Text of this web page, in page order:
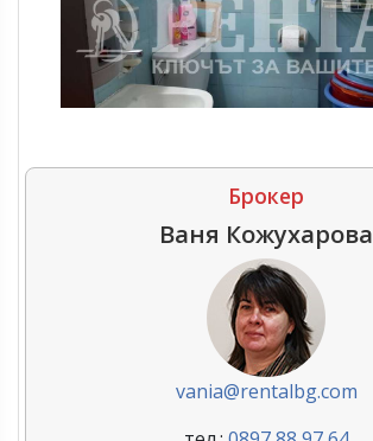
Брокер
Ваня Кожухарова
vania@rentalbg.com